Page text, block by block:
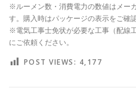
※ルーメン数・消費電力の数値はメー
す。購入時はパッケージの表示をご確
※電気工事士免状が必要な工事（配線
にご依頼ください。
POST VIEWS: 4,177